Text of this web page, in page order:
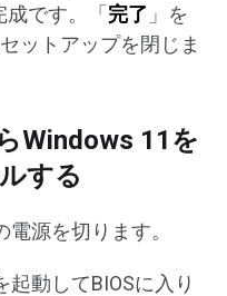
です。「 完了 」を
ットアップを閉じま
Windows 11を
する
源を切ります。
起動してBIOSに入り